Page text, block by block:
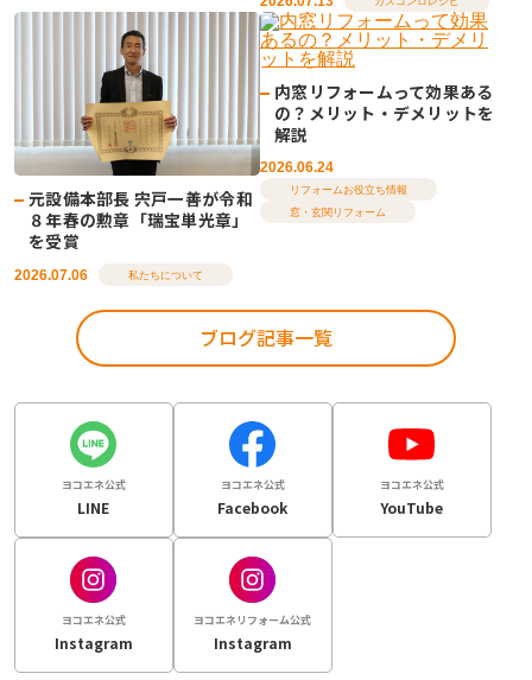
元設備本部長 宍戸一善が令和
８年春の勲章「瑞宝単光章」
を受賞
2026.07.06 私たちについて
内窓リフォームって効果ある
の？メリット・デメリットを
解説
2026.06.24
リフォームお役立ち情報
窓・玄関リフォーム
ブログ記事一覧
ヨコエネ公式
LINE
ヨコエネ公式
Facebook
ヨコエネ公式
YouTube
ヨコエネ公式
Instagram
ヨコエネリフォーム公式
Instagram